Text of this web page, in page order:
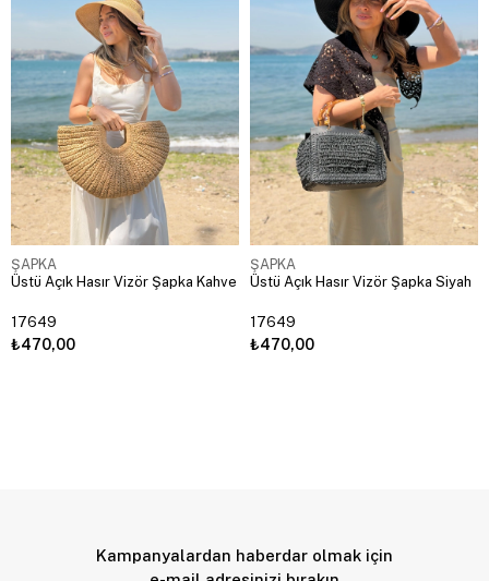
ŞAPKA
Üstü Açık Hasır Vizör Şapka Kahve
17649
₺470,00
ŞAPKA
Üstü Açık Hasır Vizör Şapka Siyah
17649
₺470,00
Kampanyalardan haberdar olmak için